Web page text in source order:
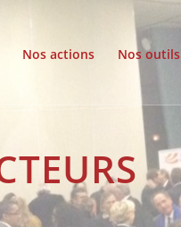
Nos actions Nos outils